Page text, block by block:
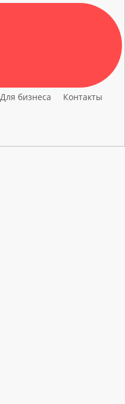
Для бизнеса Контакты